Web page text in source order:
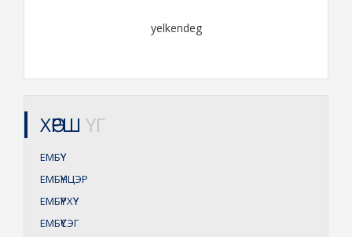
yelkendeg
ХӨРШ ҮГ
ЕМБҮҮ
ЕМБҮҮНЦЭР
ЕМБҮҮРХҮҮ
ЕМБҮҮСЭГ